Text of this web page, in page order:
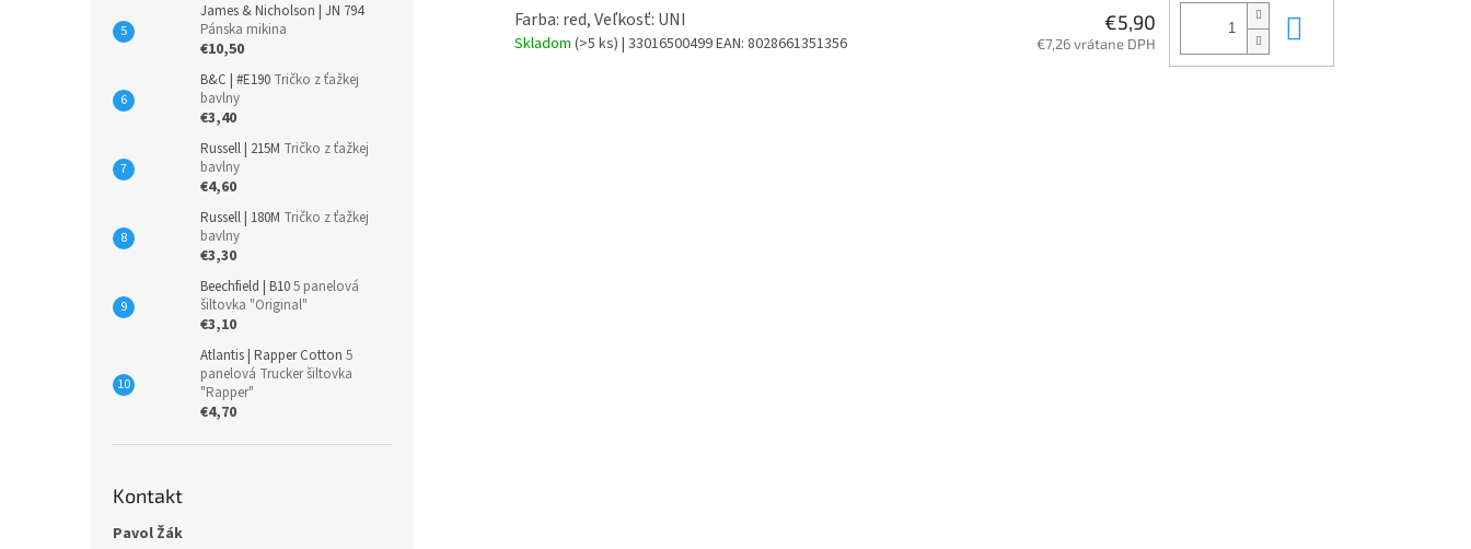
James & Nicholson | JN 794
Pánska mikina
€10,50
B&C | #E190 Tričko z ťažkej
bavlny
€3,40
Russell | 215M Tričko z ťažkej
bavlny
€4,60
Russell | 180M Tričko z ťažkej
bavlny
€3,30
Beechfield | B105 panelová
šiltovka "Original"
€3,10
Atlantis | Rapper Cotton 5
panelová Trucker šiltovka
"Rapper"
€4,70
Kontakt
Pavol Žák
Farba: red, Veľkosť: UNI
Skladom (>5 ks) | 33016500499EAN: 8028661351356
€5,90
€7,26 vrátane DPH